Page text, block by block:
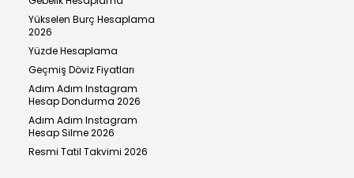
Yükselen Burç Hesaplama
2026
Yüzde Hesaplama
Geçmiş Döviz Fiyatları
Adım Adım Instagram
Hesap Dondurma 2026
Adım Adım Instagram
Hesap Silme 2026
Resmi Tatil Takvimi 2026